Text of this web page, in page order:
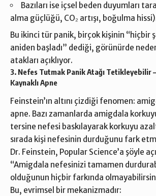
Bazıları ise içsel beden duyumları
alma güçlüğü, CO₂ artışı, boğulma
Bu ikinci tür panik, birçok kişinin “hiçbir
aniden başladı” dediği, görünürde
atakları açıklıyor.
3. Nefes Tutmak Panik Atağı Tetikleyebilir
Kaynaklı Apne
Feinstein’ın altını çizdiği fenomen:
apne. Bazı zamanlarda amigdala
tersine nefesi baskılayarak korkuyu
sırada kişi nefesinin durduğunu fark
Dr. Feinstein, Popular Science’a şöyle
“Amigdala nefesinizi tamamen
olduğunun hiçbir farkında
Bu, evrimsel bir mekanizmadır: